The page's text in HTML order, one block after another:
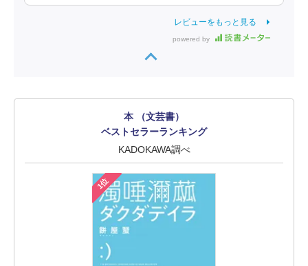
レビューをもっと見る
powered by
本 （文芸書）
ベストセラーランキング
KADOKAWA調べ
1位